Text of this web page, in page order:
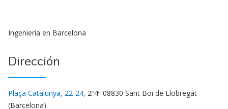
Ingeniería en Barcelona
Dirección
Plaça Catalunya, 22-24, 2º4ª 08830 Sant Boi de Llobregat
(Barcelona)